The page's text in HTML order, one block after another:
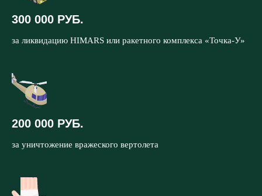
300 000 РУБ.
за ликвидацию HIMARS или ракетного комплекса «Точка-У»
200 000 РУБ.
за уничтожение вражеского вертолета